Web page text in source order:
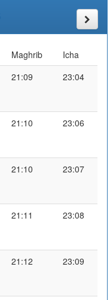
Maghrib
Icha
21:09 23:04
21:10 23:06
21:10 23:07
21:11 23:08
21:12 23:09